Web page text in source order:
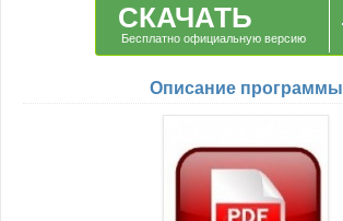
СКАЧАТЬ
Бесплатно официальную версию
Описание программы